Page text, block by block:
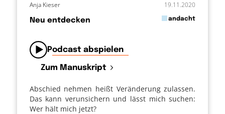
Neu entdecken
19.11.2020
inandacht
Anja Kieser
Podcast abspielen
Zum Manuskript
Abschied nehmen heißt Veränderung zulassen.
Das kann verunsichern und lässt mich suchen:
Wer hält mich jetzt?